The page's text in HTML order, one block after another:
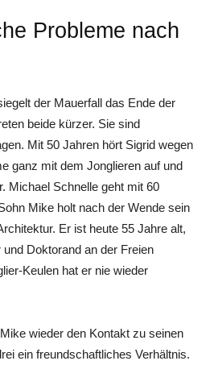
Probleme nach
der Mauerfall das Ende der
beide kürzer. Sie sind
Mit 50 Jahren hört Sigrid wegen
ganz mit dem Jonglieren auf und
Michael Schnelle geht mit 60
Mike holt nach der Wende sein
Er ist heute 55 Jahre alt,
Doktorand an der Freien
Keulen hat er nie wieder
wieder den Kontakt zu seinen
ein freundschaftliches Verhältnis.